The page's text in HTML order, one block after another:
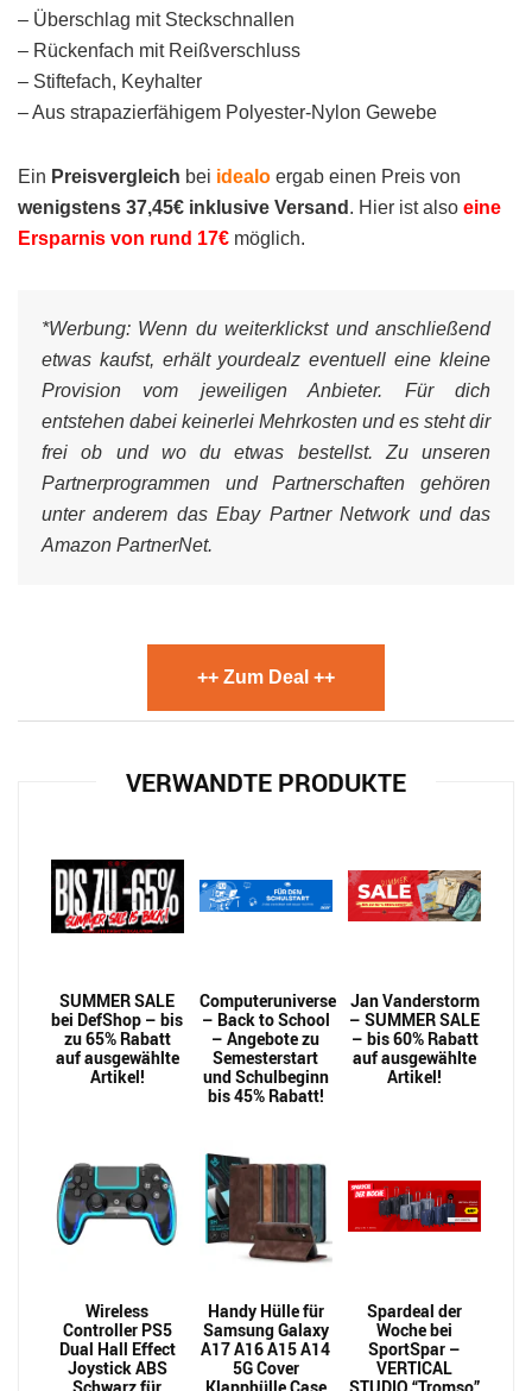
– Überschlag mit Steckschnallen
– Rückenfach mit Reißverschluss
– Stiftefach, Keyhalter
– Aus strapazierfähigem Polyester-Nylon Gewebe
Ein Preisvergleich bei idealo ergab einen Preis von
wenigstens 37,45€ inklusive Versand . Hier ist also eine
Ersparnis von rund 17€ möglich.
*Werbung: Wenn du weiterklickst und anschließend
etwas kaufst, erhält yourdealz eventuell eine kleine
Provision vom jeweiligen Anbieter. Für dich
entstehen dabei keinerlei Mehrkosten und es steht dir
frei ob und wo du etwas bestellst. Zu unseren
Partnerprogrammen und Partnerschaften gehören
unter anderem das Ebay Partner Network und das
Amazon PartnerNet.
++ Zum Deal ++
VERWANDTE PRODUKTE
SUMMER SALE
bei DefShop – bis
zu 65% Rabatt
auf ausgewählte
Artikel!
Computeruniverse
– Back to School
– Angebote zu
Semesterstart
und Schulbeginn
bis 45% Rabatt!
Jan Vanderstorm
– SUMMER SALE
– bis 60% Rabatt
auf ausgewählte
Artikel!
Wireless
Controller PS5
Dual Hall Effect
Joystick ABS
Handy Hülle für
Samsung Galaxy
A17 A16 A15 A14
5G Cover
Spardeal der
Woche bei
SportSpar –
VERTICAL